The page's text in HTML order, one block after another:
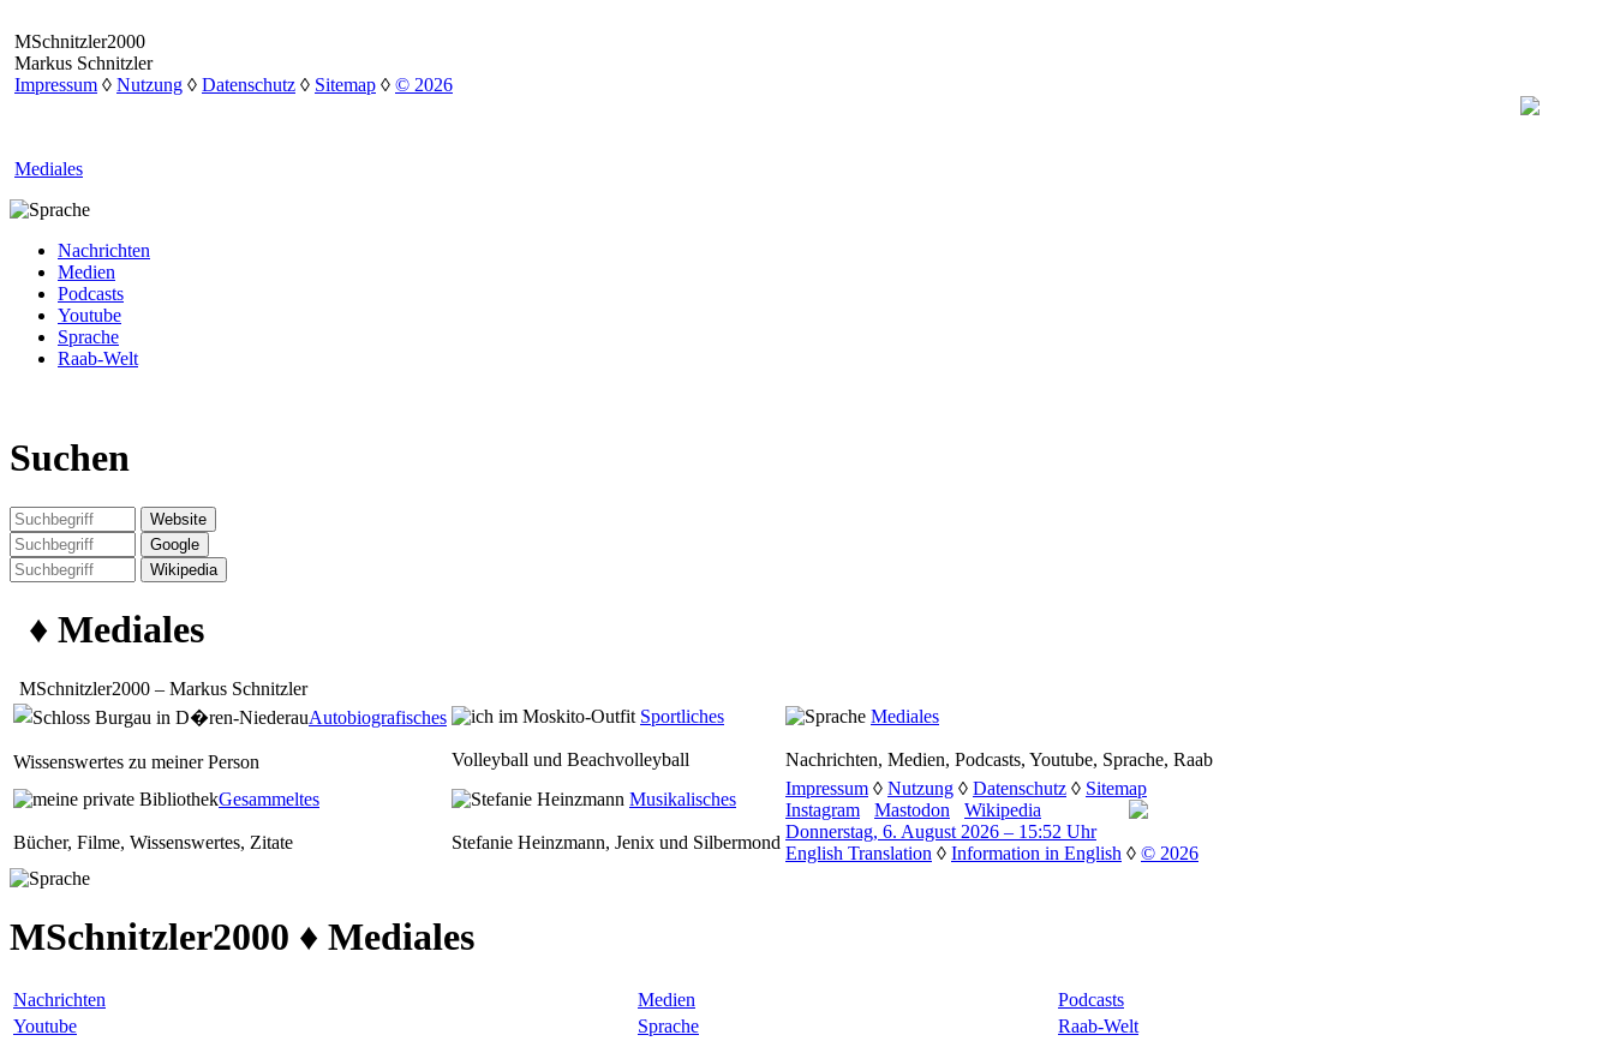
MSchnitzler2000
Markus Schnitzler
Impressum ◊ Nutzung ◊ Datenschutz ◊ Sitemap ◊ © 2026
Mediales
Nachrichten
Medien
Podcasts
Youtube
Sprache
Raab-Welt
Suchen
♦ Mediales
MSchnitzler2000 – Markus Schnitzler
Autobiografisches
Wissenswertes zu meiner Person
Sportliches
Volleyball und Beachvolleyball
Mediales
Nachrichten, Medien, Podcasts, Youtube, Sprache, Raab
Gesammeltes
Bücher, Filme, Wissenswertes, Zitate
Musikalisches
Stefanie Heinzmann, Jenix und Silbermond
Impressum ◊ Nutzung ◊ Datenschutz ◊ Sitemap
Instagram
Mastodon
Wikipedia
Donnerstag, 6. August 2026 – 15:52 Uhr
English Translation ◊ Information in English ◊ © 2026
MSchnitzler2000 ♦ Mediales
Nachrichten Medien
Podcasts
Youtube
Sprache Raab-Welt